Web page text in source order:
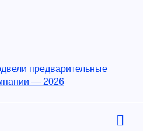
предварительные
— 2026